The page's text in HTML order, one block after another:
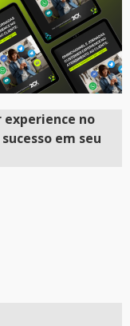
no
em seu